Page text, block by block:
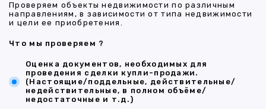
Проверяем объекты недвижимости по различным
направлениям, в зависимости от типа недвижимости
и цели ее приобретения.
Что мы проверяем ?
Оценка документов, необходимых для
проведения сделки купли-продажи.
(Настоящие/поддельные, действительные/
недействительные, в полном объёме/
недостаточные и т.д.)